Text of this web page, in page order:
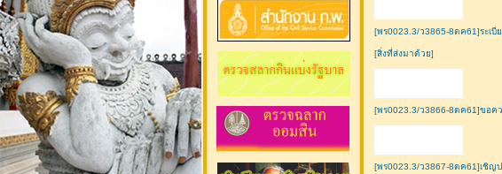
[พร0023.3/ว3865-8ตค61]ระเ
[สิ่งที่ส่งมาด้วย]
[พร0023.3/ว3866-8ตค61]ขอค
[พร0023.3/ว3867-8ตค61]เชิญ